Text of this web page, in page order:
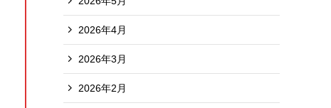
2026年4月
2026年3月
2026年2月